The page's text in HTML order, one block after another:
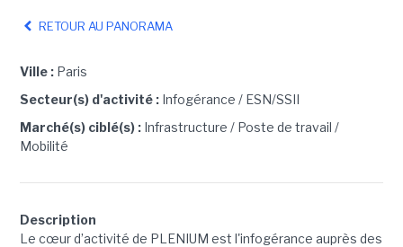
RETOUR AU PANORAMA
Ville : Paris
Secteur(s) d'activité : Infogérance / ESN/SSII
Marché(s) ciblé(s) : Infrastructure / Poste de travail /
Mobilité
Description
Le cœur d’activité de PLENIUM est l'infogérance auprès des